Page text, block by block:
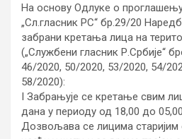
На основу Одлуке о
„Сл.гласник РС“ бр.29/20
забрани кретања лица на
(„Службени гласник Р.Србије“
46/2020, 50/2020, 53/2020, 54/
58/2020):
I Забрањује се кретање свим
дана у периоду од 18,00 до
Дозвољава се лицима старијим